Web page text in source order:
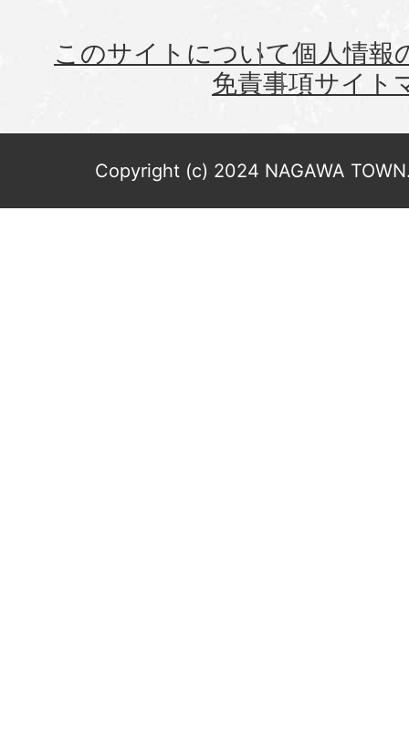
このサイトについて個人情報
免責事項サイト
Copyright (c) 2024 NAGAWA